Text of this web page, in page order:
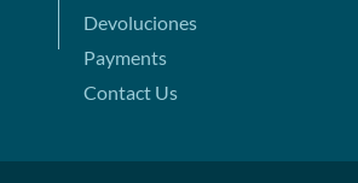
Devoluciones
Payments
Contact Us